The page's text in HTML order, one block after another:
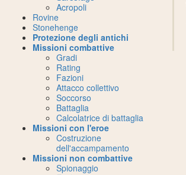
Acropoli
Rovine
Stonehenge
Protezione degli antichi
Missioni combattive
Gradi
Rating
Fazioni
Attacco collettivo
Soccorso
Battaglia
Calcolatrice di battaglia
Missioni con l'eroe
Costruzione
dell'accampamento
Missioni non combattive
Spionaggio